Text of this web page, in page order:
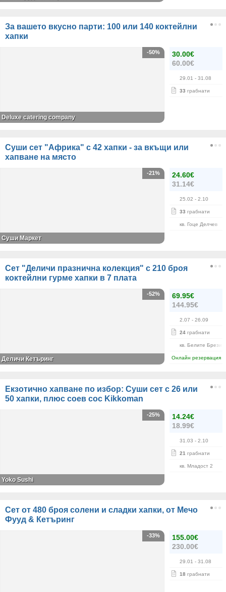
За вашето вкусно парти: 100 или 140 коктейлни
хапки
30.00€
60.00€
29.01 - 31.08
33 грабнати
-50%
Deluxe catering company
Суши сет "Африка" с 42 хапки - за вкъщи или
хапване на място
24.60€
31.14€
25.02 - 2.10
33 грабнати
кв. Гоце Делчев
-21%
Суши Маркет
Сет "Деличи празнична колекция" с 210 броя
коктейлни гурме хапки в 7 плата
69.95€
144.95€
2.07 - 26.09
24 грабнати
кв. Белите Брези
Онлайн резервация
-52%
Деличи Кетъринг
Екзотично хапване по избор: Суши сет с 26 или
50 хапки, плюс соев сос Kikkoman
14.24€
18.99€
31.03 - 2.10
21 грабнати
кв. Младост 2
-25%
Yoko Sushi
Сет от 480 броя солени и сладки хапки, от Мечо
Фууд & Кетъринг
155.00€
230.00€
29.01 - 31.08
18 грабнати
-33%